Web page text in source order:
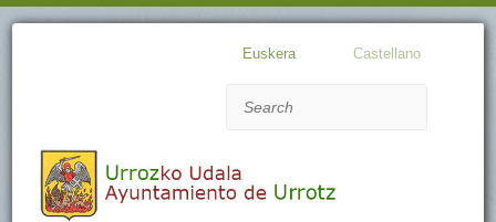
Euskera Castellano